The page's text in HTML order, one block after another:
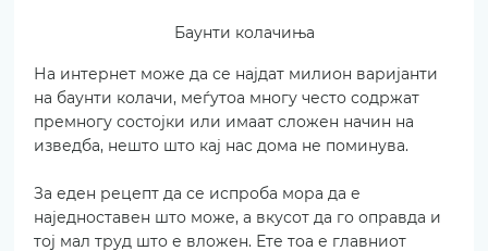
Баунти колачиња
На интернет може да се најдат милион варијанти
на баунти колачи, меѓутоа многу често содржат
премногу состојки или имаат сложен начин на
изведба, нешто што кај нас дома не поминува.
За еден рецепт да се испроба мора да е
наједноставен што може, а вкусот да го оправда и
тој мал труд што е вложен. Ете тоа е главниот